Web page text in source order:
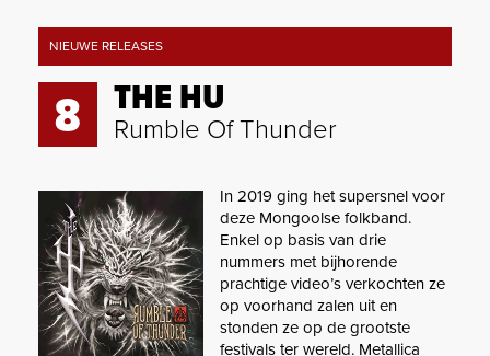
NIEUWE RELEASES
8 THE HU
Rumble Of Thunder
In 2019 ging het supersnel voor
deze Mongoolse folkband.
Enkel op basis van drie
nummers met bijhorende
prachtige video’s verkochten ze
op voorhand zalen uit en
stonden ze op de grootste
festivals ter wereld. Metallica